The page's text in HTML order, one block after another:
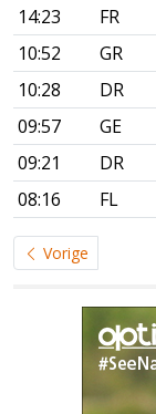
14:23
FR
10:52
GR
10:28
DR
09:57
GE
09:21
DR
08:16
FL
Vorige